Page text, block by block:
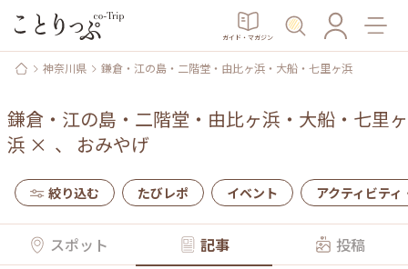
ガイド・マガジン
神奈川県 鎌倉・江の島・二階堂・由比ヶ浜・大船・七里ヶ浜
鎌倉・江の島・二階堂・由比ヶ浜・大船・七里ヶ
浜 × 、 おみやげ
絞り込む たびレポ イベント アクティビティ
スポット 記事 投稿